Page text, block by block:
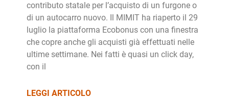
contributo statale per l’acquisto di un furgone o
di un autocarro nuovo. Il MIMIT ha riaperto il 29
luglio la piattaforma Ecobonus con una finestra
che copre anche gli acquisti già effettuati nelle
ultime settimane. Nei fatti è quasi un click day,
con il
LEGGI ARTICOLO